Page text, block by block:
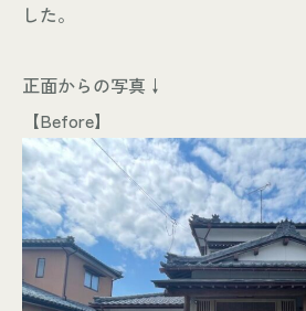
した。
正面からの写真↓
【Before】